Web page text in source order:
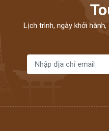
Lịch trình, ngày khởi